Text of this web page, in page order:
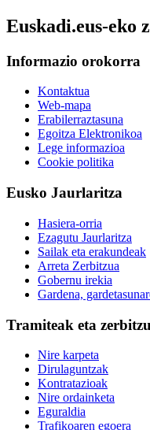
Euskadi.eus-eko
Informazio orokorra
Kontaktua
Web-mapa
Erabilerraztasuna
Egoitza Elektronikoa
Lege informazioa
Cookie politika
Eusko Jaurlaritza
Hasiera-orria
Ezagutu Jaurlaritza
Sailak eta erakundeak
Arreta Zerbitzua
Gobernu irekia
Gardena,
Tramiteak eta
Nire karpeta
Dirulaguntzak
Kontratazioak
Nire ordainketa
Eguraldia
Trafikoaren egoera